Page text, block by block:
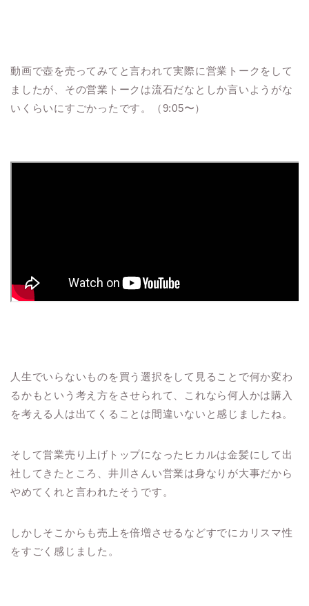
動画で壺を売ってみてと言われて実際に営業トークをして
ましたが、その営業トークは流石だなとしか言いようがな
いくらいにすごかったです。（9:05〜）
人生でいらないものを買う選択をして見ることで何か変わ
るかもという考え方をさせられて、これなら何人かは購入
を考える人は出てくることは間違いないと感じましたね。
そして営業売り上げトップになったヒカルは金髪にして出
社してきたところ、井川さんい営業は身なりが大事だから
やめてくれと言われたそうです。
しかしそこからも売上を倍増させるなどすでにカリスマ性
をすごく感じました。